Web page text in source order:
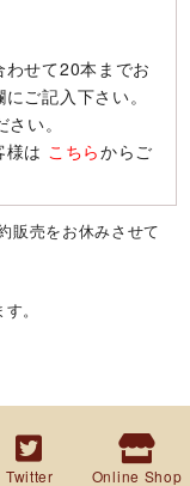
せて20本までお
ご記入下さい。
い。
様は こちらからご
販売をお休みさせて
。
Twitter Online Shop